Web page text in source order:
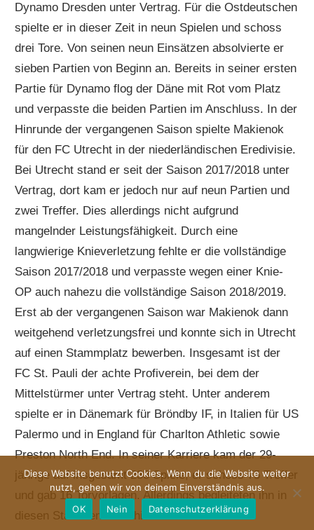
Dynamo Dresden unter Vertrag. Für die Ostdeutschen
spielte er in dieser Zeit in neun Spielen und schoss
drei Tore. Von seinen neun Einsätzen absolvierte er
sieben Partien von Beginn an. Bereits in seiner ersten
Partie für Dynamo flog der Däne mit Rot vom Platz
und verpasste die beiden Partien im Anschluss. In der
Hinrunde der vergangenen Saison spielte Makienok
für den FC Utrecht in der niederländischen Eredivisie.
Bei Utrecht stand er seit der Saison 2017/2018 unter
Vertrag, dort kam er jedoch nur auf neun Partien und
zwei Treffer. Dies allerdings nicht aufgrund
mangelnder Leistungsfähigkeit. Durch eine
langwierige Knieverletzung fehlte er die vollständige
Saison 2017/2018 und verpasste wegen einer Knie-
OP auch nahezu die vollständige Saison 2018/2019.
Erst ab der vergangenen Saison war Makienok dann
weitgehend verletzungsfrei und konnte sich in Utrecht
auf einen Stammplatz bewerben. Insgesamt ist der
FC St. Pauli der achte Profiverein, bei dem der
Mittelstürmer unter Vertrag steht. Unter anderem
spielte er in Dänemark für Bröndby IF, in Italien für US
Palermo und in England für Charlton Athletic sowie
Preston North End. In seiner Karriere kam der 29-
jährige auf insgesamt 233 Spiele; er schoss 75 Treffer
und gab 16 Torvorlagen. Allerdings begleiteten ihn in
diesen Stationen auch hin und wieder das
Diese Website benutzt Cookies. Wenn du die Website weiter
nutzt, gehen wir von deinem Einverständnis aus.
OK
Nein Datenschutzerklärung